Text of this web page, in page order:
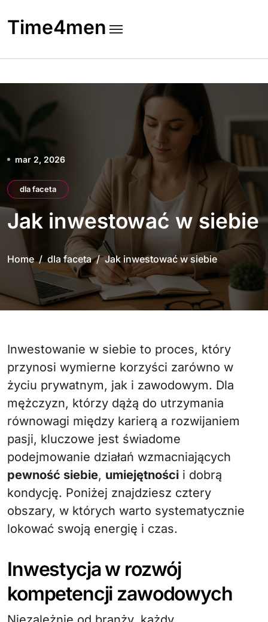
to
content
Time4men
mar 2, 2026
dla faceta
Jak inwestować w siebie
Home dla faceta Jak inwestować w siebie
Inwestowanie w siebie to proces, który
przynosi wymierne korzyści zarówno w
życiu prywatnym, jak i zawodowym. Dla
mężczyzn, którzy dążą do utrzymania
równowagi między karierą a rozwijaniem
pasji, kluczowe jest świadome
podejmowanie działań wzmacniających
pewność siebie, umiejętności i dobrą
kondycję. Poniżej znajdziesz cztery
obszary, w których warto systematycznie
lokować swoją energię i czas.
Inwestycja w rozwój
kompetencji zawodowych